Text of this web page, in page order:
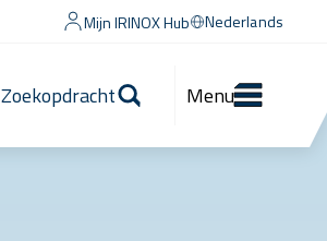
Mijn IRINOX Hub Nederlands
Zoekopdracht Menu